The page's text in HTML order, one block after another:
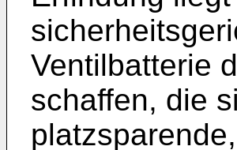
Ventilbatterie
schaffen, die